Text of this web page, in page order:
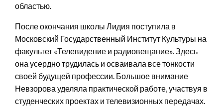
областью.
После окончания школы Лидия поступила в
Московский Государственный Институт Культуры на
факультет «Телевидение и радиовещание». Здесь
она усердно трудилась и осваивала все тонкости
своей будущей профессии. Большое внимание
Невзорова уделяла практической работе, участвуя в
студенческих проектах и телевизионных передачах.